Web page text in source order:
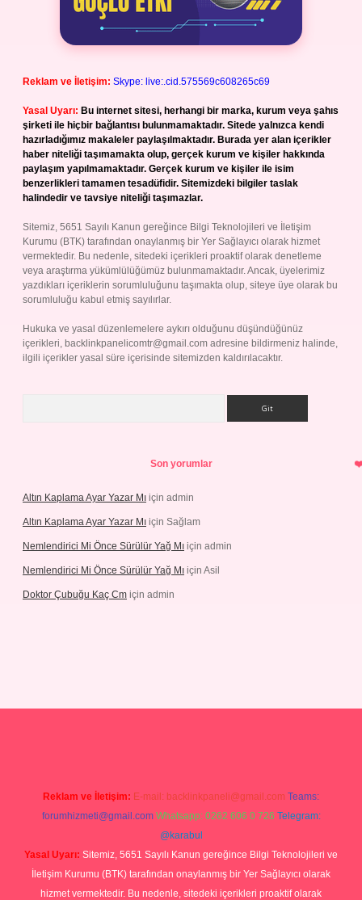
Reklam ve İletişim: Skype: live:.cid.575569c608265c69
Yasal Uyarı: Bu internet sitesi, herhangi bir marka, kurum veya şahıs
şirketi ile hiçbir bağlantısı bulunmamaktadır. Sitede yalnızca kendi
hazırladığımız makaleler paylaşılmaktadır. Burada yer alan içerikler
haber niteliği taşımamakta olup, gerçek kurum ve kişiler hakkında
paylaşım yapılmamaktadır. Gerçek kurum ve kişiler ile isim
benzerlikleri tamamen tesadüfidir. Sitemizdeki bilgiler taslak
halindedir ve tavsiye niteliği taşımazlar.
Sitemiz, 5651 Sayılı Kanun gereğince Bilgi Teknolojileri ve İletişim
Kurumu (BTK) tarafından onaylanmış bir Yer Sağlayıcı olarak hizmet
vermektedir. Bu nedenle, sitedeki içerikleri proaktif olarak denetleme
veya araştırma yükümlülüğümüz bulunmamaktadır. Ancak, üyelerimiz
yazdıkları içeriklerin sorumluluğunu taşımakta olup, siteye üye olarak bu
sorumluluğu kabul etmiş sayılırlar.
Hukuka ve yasal düzenlemelere aykırı olduğunu düşündüğünüz
içerikleri, backlinkpanelicomtr@gmail.com adresine bildirmeniz halinde,
ilgili içerikler yasal süre içerisinde sitemizden kaldırılacaktır.
Son yorumlar
Altın Kaplama Ayar Yazar Mı için admin
Altın Kaplama Ayar Yazar Mı için Sağlam
Nemlendirici Mi Önce Sürülür Yağ Mı için admin
Nemlendirici Mi Önce Sürülür Yağ Mı için Asil
Doktor Çubuğu Kaç Cm için admin
Reklam ve İletişim: E-mail: backlinkpaneli@gmail.com Teams:
forumhizmeti@gmail.com Whatsapp: 0262 606 0 726 Telegram:
@karabul
Yasal Uyarı: Sitemiz, 5651 Sayılı Kanun gereğince Bilgi Teknolojileri ve
İletişim Kurumu (BTK) tarafından onaylanmış bir Yer Sağlayıcı olarak
hizmet vermektedir. Bu nedenle, sitedeki içerikleri proaktif olarak